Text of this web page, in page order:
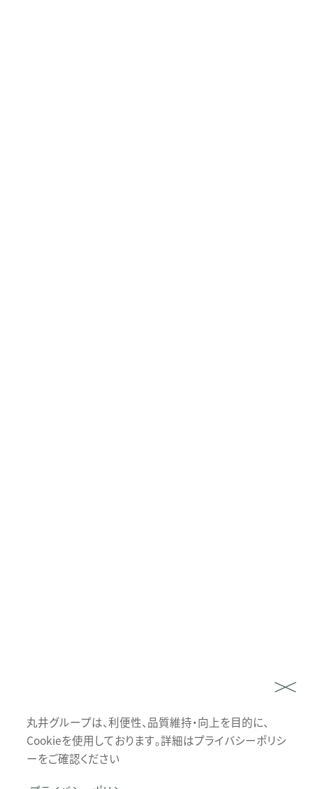
丸井グループは、利便性、品質維持・向上を目的に、
Cookieを使用しております。詳細はプライバシーポリシ
ーをご確認ください